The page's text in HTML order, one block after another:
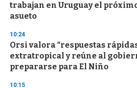
trabajan en Uruguay el
asueto
10:24
Orsi valora “respuestas
extratropical y reúne al
prepararse para El Niño
10:15